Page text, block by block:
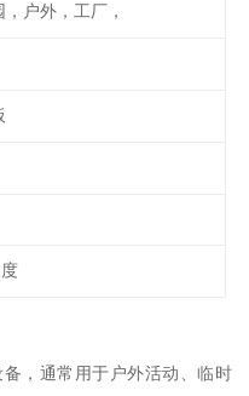
户外，工厂，
，通常用于户外活动、临时